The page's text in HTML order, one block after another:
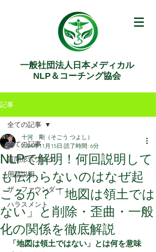
一般社団法人日本メディカル
NLP＆コーチング協会
記事
全ての記事
質問形式ブログ
用語説明
ザ・ファウンダー
ハラスメント
全ての記事
NLPで解明！何回説明して
も伝わらないのはなぜ起
こるか？「地図は領土では
ない」と削除・歪曲・一般
化の関係を徹底解説
十河 剛（そごう つよし）
2024年11月15日 読了時間: 6分
「地図は領土ではない」とは何を意味